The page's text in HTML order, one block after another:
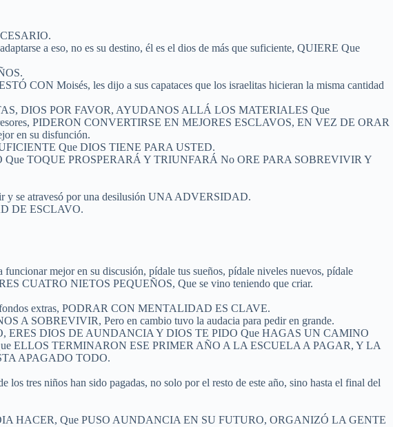
a eso, no es su destino, él es el dios de más que suficiente, QUIERE Que
Moisés, les dijo a sus capataces que los israelitas hicieran la misma cantidad
DIOS POR FAVOR, AYUDANOS ALLÁ LOS MATERIALES Que
PIDERON CONVERTIRSE EN MEJORES ESCLAVOS, EN VEZ DE ORAR
en su disfunción.
Que DIOS TIENE PARA USTED.
TOQUE PROSPERARÁ Y TRIUNFARÁ No ORE PARA SOBREVIVIR Y
y se atravesó por una desilusión UNA ADVERSIDAD.
DE ESCLAVO.
mejor en su discusión, pídale tus sueños, pídale niveles nuevos, pídale
CUATRO NIETOS PEQUEÑOS, Que se vino teniendo que criar.
fondos extras, PODRAR CON MENTALIDAD ES CLAVE.
SOBREVIVIR, Pero en cambio tuvo la audacia para pedir en grande.
ERES DIOS DE AUNDANCIA Y DIOS TE PIDO Que HAGAS UN CAMINO
ELLOS TERMINARON ESE PRIMER AÑO A LA ESCUELA A PAGAR, Y LA
APAGADO TODO.
tres niños han sido pagadas, no solo por el resto de este año, sino hasta el final del
HACER, Que PUSO AUNDANCIA EN SU FUTURO, ORGANIZÓ LA GENTE